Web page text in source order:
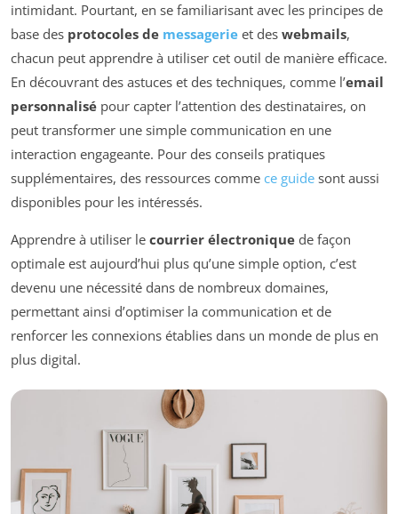
intimidant. Pourtant, en se familiarisant avec les principes de
base des protocoles de messagerie et des webmails,
chacun peut apprendre à utiliser cet outil de manière efficace.
En découvrant des astuces et des techniques, comme l’email
personnalisé pour capter l’attention des destinataires, on
peut transformer une simple communication en une
interaction engageante. Pour des conseils pratiques
supplémentaires, des ressources comme ce guide sont aussi
disponibles pour les intéressés.
Apprendre à utiliser le courrier électronique de façon
optimale est aujourd’hui plus qu’une simple option, c’est
devenu une nécessité dans de nombreux domaines,
permettant ainsi d’optimiser la communication et de
renforcer les connexions établies dans un monde de plus en
plus digital.